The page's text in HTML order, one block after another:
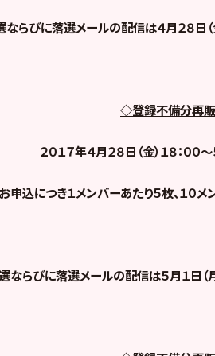
ならびに落選メールの配信は４月２８日（
◇登録不備分再
２０１７年４月２８日（金）１８：００
申込につき１メンバーあたり５枚、１０
ならびに落選メールの配信は５月１日（月